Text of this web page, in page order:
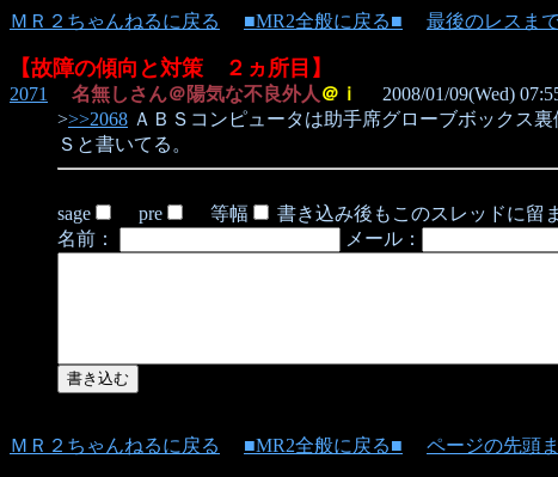
ＭＲ２ちゃんねるに戻る ■MR2全般に戻る■ 最後のレスま
【故障の傾向と対策 ２ヵ所目】
2071 名無しさん＠陽気な不良外人 ＠ｉ
2008/01/09(Wed)
>>>2068 ＡＢＳコンピュータは助手席グローブボックス
Ｓと書いてる。
sage pre 等幅
書き込み後もこのスレッドに留
名前：
メール：
ＭＲ２ちゃんねるに戻る ■MR2全般に戻る■ ページの先頭